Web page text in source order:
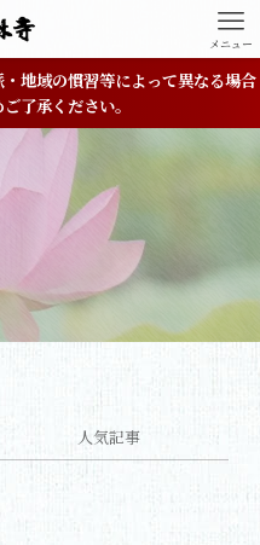
メニュー
地域の慣習等によって異なる場合
了承ください。
人気記事